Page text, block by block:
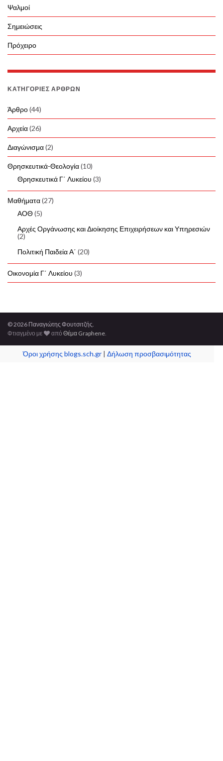
Ψαλμοί
Σημειώσεις
Πρόχειρο
ΚΑΤΗΓΟΡΊΕΣ ΆΡΘΡΩΝ
Άρθρο(44)
Αρχεία(26)
Διαγώνισμα(2)
Θρησκευτικά-Θεολογία(10)
Θρησκευτικά Γ΄ Λυκείου (3)
Μαθήματα(27)
ΑΟΘ(5)
Αρχές Οργάνωσης και Διοίκησης Επιχειρήσεων και Υπηρεσιών
(2)
Πολιτική Παιδεία Α΄ (20)
Οικονομία Γ΄ Λυκείου (3)
© 2026 Παναγιώτης Φουτσιτζής.
Φτιαγμένο με
απόΘέμα Graphene
Όροι χρήσης blogs.sch.gr |Δήλωση προσβασιμότητας